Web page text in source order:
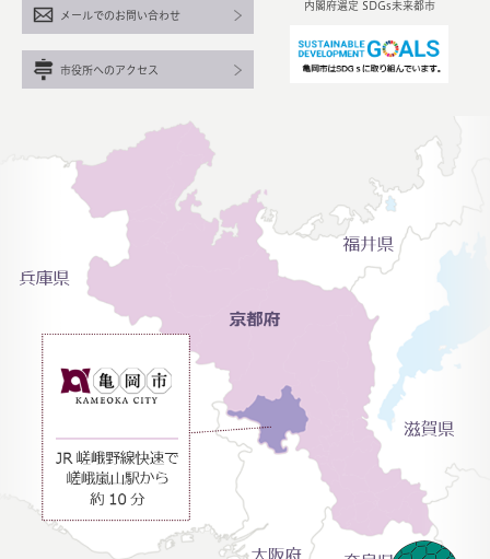
内閣府選定 SDGs未来都市
メールでのお問い合わせ
市役所へのアクセス